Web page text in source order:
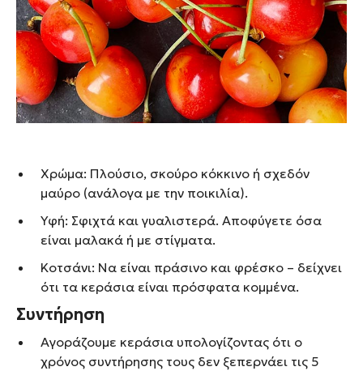
Χρώμα: Πλούσιο, σκούρο κόκκινο ή σχεδόν
μαύρο (ανάλογα με την ποικιλία).
Υφή: Σφιχτά και γυαλιστερά. Αποφύγετε όσα
είναι μαλακά ή με στίγματα.
Κοτσάνι: Να είναι πράσινο και φρέσκο – δείχνει
ότι τα κεράσια είναι πρόσφατα κομμένα.
Συντήρηση
Αγοράζουμε κεράσια υπολογίζοντας ότι ο
χρόνος συντήρησης τους δεν ξεπερνάει τις 5